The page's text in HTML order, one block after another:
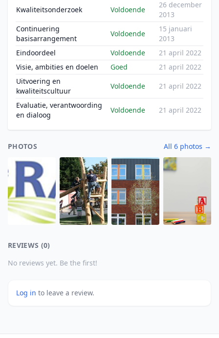
Kwaliteitsonderzoek Voldoende
26 december
2013
Continuering
basisarrangement
Voldoende
15 januari
2013
Eindoordeel
Voldoende
21 april 2022
Visie, ambities en doelen
Goed
21 april 2022
Uitvoering en
kwaliteitscultuur
Voldoende 21 april 2022
Evaluatie, verantwoording
en dialoog
Voldoende 21 april 2022
PHOTOS All 6 photos →
REVIEWS (0)
No reviews yet. Be the first!
Log in to leave a review.